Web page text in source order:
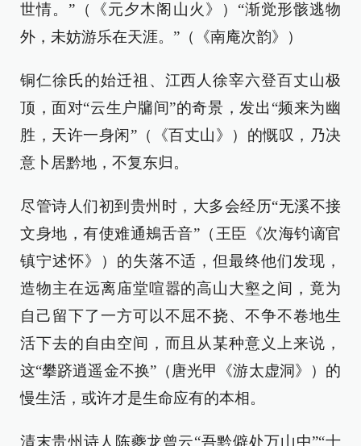
世情。”（《元夕木阁山火》）“渐觉形骸逃物
外，未妨游乐在天涯。”（《南庵次韵》）
铜仁徐氏的始迁祖、江西人徐宰六登百丈山极
顶，面对“云生户牖间”的奇景，发出“频来为幽
胜，天许一身闲”（《百丈山》）的慨叹，乃决
意卜居黔地，不复东归。
尽管诗人们初到贵州时，大多会经历“无溪不接
文身地，有使难通鴂舌音”（王臣《次海钓谪官
镇宁述怀》）的失落不适，但最终他们发现，
造物主在远离庙堂喧嚣的高山大壑之间，竟为
自己留下了一方可以不屈不挠、不争不卷地生
活下去的自由空间，而且从某种意义上来说，
这“攀跻逍遥金不换”（唐光甲《游太虚洞》）的
慢生活，或许才是生命应有的本相。
清末贵州诗人陈夔龙曾云“吾黔僻处万山中”“士